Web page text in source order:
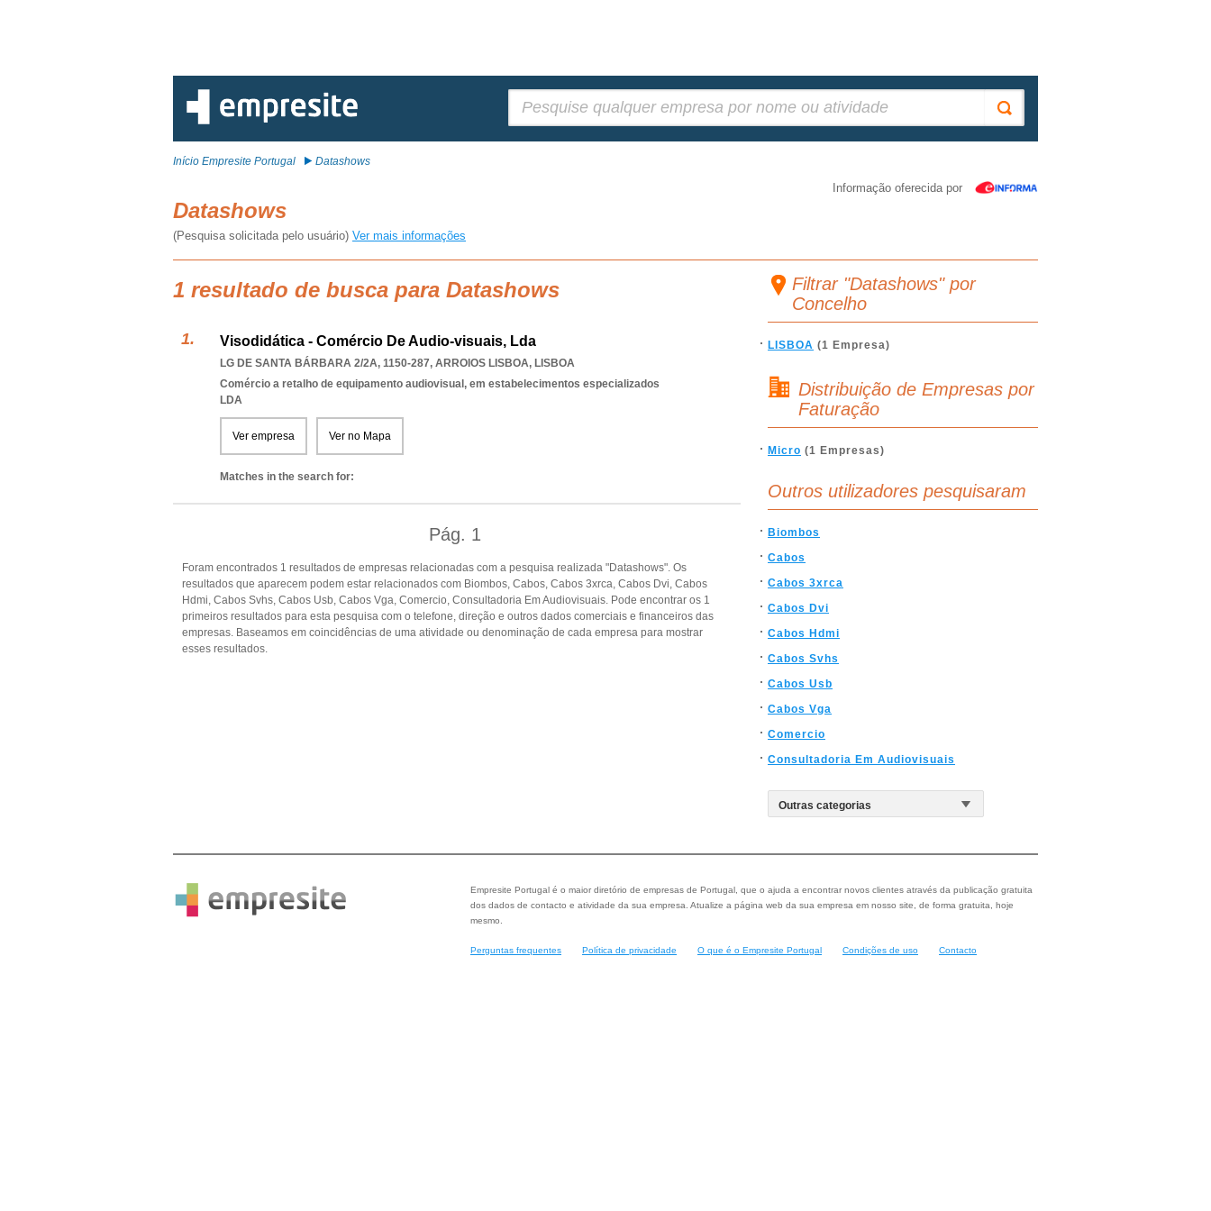
Início Empresite Portugal Datashows
Informação oferecida por
Datashows
(Pesquisa solicitada pelo usuário) Ver mais informações
1 resultado de busca para Datashows
Visodidática - Comércio De Audio-visuais, Lda
LG DE SANTA BÁRBARA 2/2A, 1150-287, ARROIOS LISBOA, LISBOA
Comércio a retalho de equipamento audiovisual, em estabelecimentos especializados
LDA
Ver empresa Ver no Mapa
Matches in the search for:
Pág. 1
Foram encontrados 1 resultados de empresas relacionadas com a pesquisa realizada "Datashows". Os
resultados que aparecem podem estar relacionados com Biombos, Cabos, Cabos 3xrca, Cabos Dvi, Cabos
Hdmi, Cabos Svhs, Cabos Usb, Cabos Vga, Comercio, Consultadoria Em Audiovisuais. Pode encontrar os 1
primeiros resultados para esta pesquisa com o telefone, direção e outros dados comerciais e financeiros das
empresas. Baseamos em coincidências de uma atividade ou denominação de cada empresa para mostrar
esses resultados.
Filtrar "Datashows" por
Concelho
LISBOA (1 Empresa)
Distribuição de Empresas por
Faturação
Micro (1 Empresas)
Outros utilizadores pesquisaram
Biombos
Cabos
Cabos 3xrca
Cabos Dvi
Cabos Hdmi
Cabos Svhs
Cabos Usb
Cabos Vga
Comercio
Consultadoria Em Audiovisuais
Empresite Portugal é o maior diretório de empresas de Portugal, que o ajuda a encontrar novos clientes através da publicação gratuita
dos dados de contacto e atividade da sua empresa. Atualize a página web da sua empresa em nosso site, de forma gratuita, hoje
mesmo.
Perguntas frequentes Política de privacidade O que é o Empresite Portugal Condições de uso Contacto